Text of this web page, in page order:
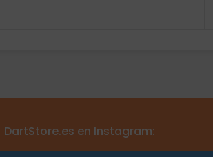
DartStore.es en Instagram: